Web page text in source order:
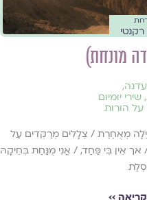
מונחת)
,
, שירי יומיום
על הורות
מְאֻחֶרֶת / צְלָלִים מְרַקְּדִים עַל
אך אֵין בִּי פַּחַד, / אֲנִי מֻנַּחַת בְּחֵיקָהּ
››